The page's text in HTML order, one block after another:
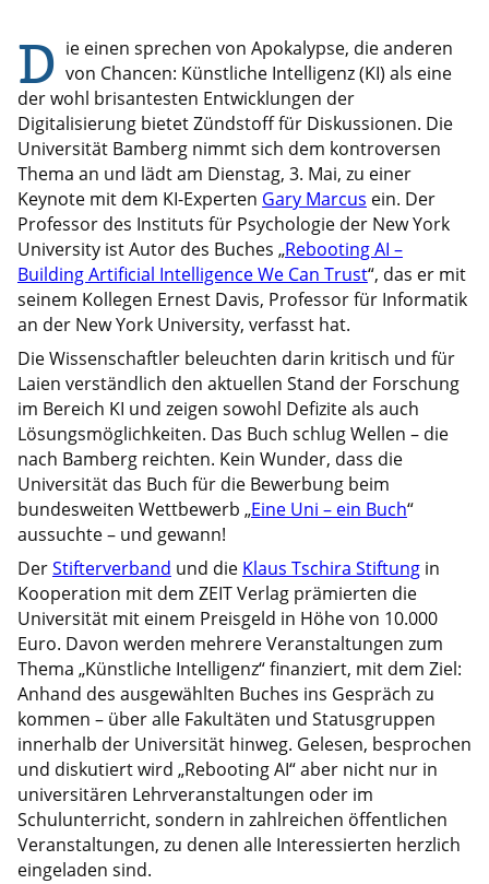
D ie einen sprechen von Apokalypse, die anderen
von Chancen: Künstliche Intelligenz (KI) als eine
der wohl brisantesten Entwicklungen der
Digitalisierung bietet Zündstoff für Diskussionen. Die
Universität Bamberg nimmt sich dem kontroversen
Thema an und lädt am Dienstag, 3. Mai, zu einer
Keynote mit dem KI-Experten Gary Marcus ein. Der
Professor des Instituts für Psychologie der New York
University ist Autor des Buches „Rebooting AI –
Building Artificial Intelligence We Can Trust“, das er mit
seinem Kollegen Ernest Davis, Professor für Informatik
an der New York University, verfasst hat.
Die Wissenschaftler beleuchten darin kritisch und für
Laien verständlich den aktuellen Stand der Forschung
im Bereich KI und zeigen sowohl Defizite als auch
Lösungsmöglichkeiten. Das Buch schlug Wellen – die
nach Bamberg reichten. Kein Wunder, dass die
Universität das Buch für die Bewerbung beim
bundesweiten Wettbewerb „Eine Uni – ein Buch“
aussuchte – und gewann!
DerStifterverband und die Klaus Tschira Stiftungin
Kooperation mit dem ZEIT Verlag prämierten die
Universität mit einem Preisgeld in Höhe von 10.000
Euro. Davon werden mehrere Veranstaltungen zum
Thema „Künstliche Intelligenz“ finanziert, mit dem Ziel:
Anhand des ausgewählten Buches ins Gespräch zu
kommen – über alle Fakultäten und Statusgruppen
innerhalb der Universität hinweg. Gelesen, besprochen
und diskutiert wird „Rebooting AI“ aber nicht nur in
universitären Lehrveranstaltungen oder im
Schulunterricht, sondern in zahlreichen öffentlichen
Veranstaltungen, zu denen alle Interessierten herzlich
eingeladen sind.